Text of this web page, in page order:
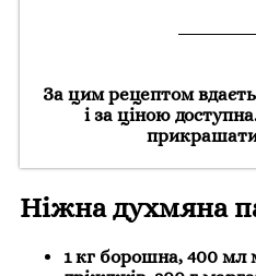
За цим рецептом
і за ціною
Ніжна духмяна
1 кг борошна, 400 мл